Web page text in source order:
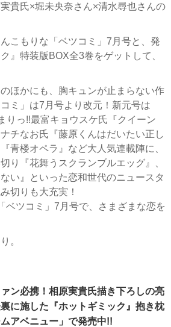
貴氏×堀未央奈さん×清水尋也さんの
こもりな「ベツコミ」7月号と、発
』特装版BOX全3巻をゲットして、
ほかにも、胸キュンが止まらない作
ミ」は7月号より改元！新元号は
りっ!!最富キョウスケ氏『クイーン
チなお氏『藤原くんはだいたい正し
青楼オペラ』など大人気連載陣に、
り『花舞うスクランブルエッグ』、
い』といった恋和世代のニュースタ
切りも大充実！
ベツコミ」7月号で、さまざまな恋を
。
ァン必携！相原実貴氏描き下ろしの亮
に施した『ホットギミック』抱き枕
アベニュー」で発売中!!